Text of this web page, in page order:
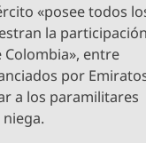
«posee todos
la
Colombia», entre
por
a los paramilitares